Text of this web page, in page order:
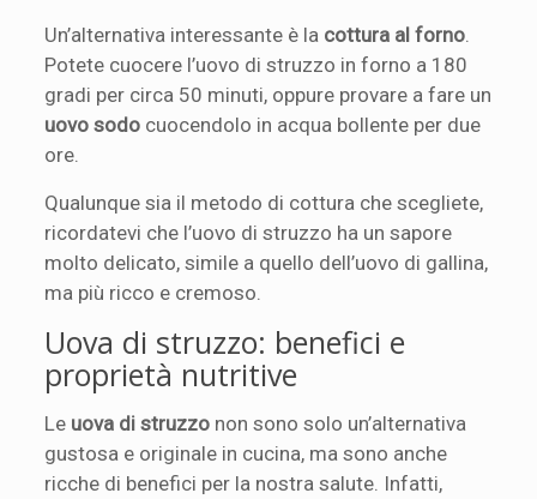
Un’alternativa interessante è la cottura al forno
Potete cuocere l’uovo di struzzo in forno a 180
gradi per circa 50 minuti, oppure provare a fare un
uovo sodo cuocendolo in acqua bollente per due
ore.
Qualunque sia il metodo di cottura che scegliete,
ricordatevi che l’uovo di struzzo ha un sapore
molto delicato, simile a quello dell’uovo di gallina,
ma più ricco e cremoso.
Uova di struzzo: benefici e
proprietà nutritive
Le uova di struzzo non sono solo un’alternativa
gustosa e originale in cucina, ma sono anche
ricche di benefici per la nostra salute. Infatti,